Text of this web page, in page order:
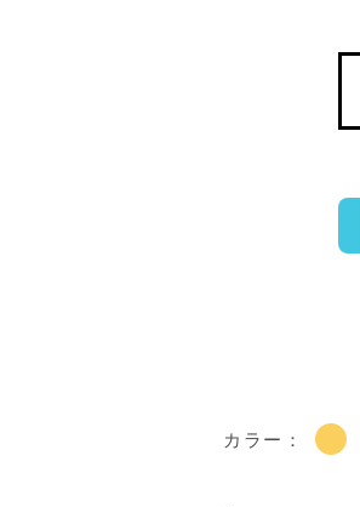
カラー：